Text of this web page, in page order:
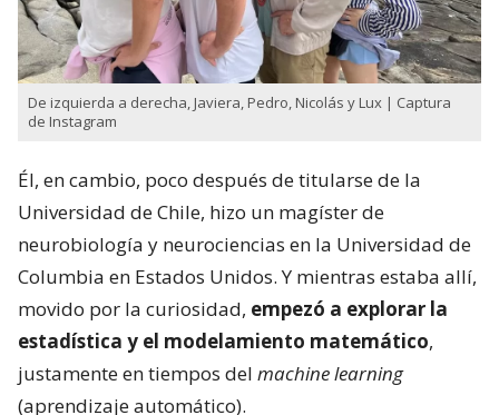
De izquierda a derecha, Javiera, Pedro, Nicolás y Lux | Captura
de Instagram
Él, en cambio, poco después de titularse de la
Universidad de Chile, hizo un magíster de
neurobiología y neurociencias en la Universidad de
Columbia en Estados Unidos. Y mientras estaba allí,
movido por la curiosidad, empezó a explorar la
estadística y el modelamiento matemático,
justamente en tiempos del machine learning
(aprendizaje automático).